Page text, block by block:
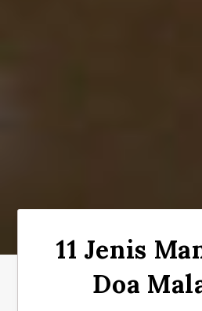
11 Jenis
Doa